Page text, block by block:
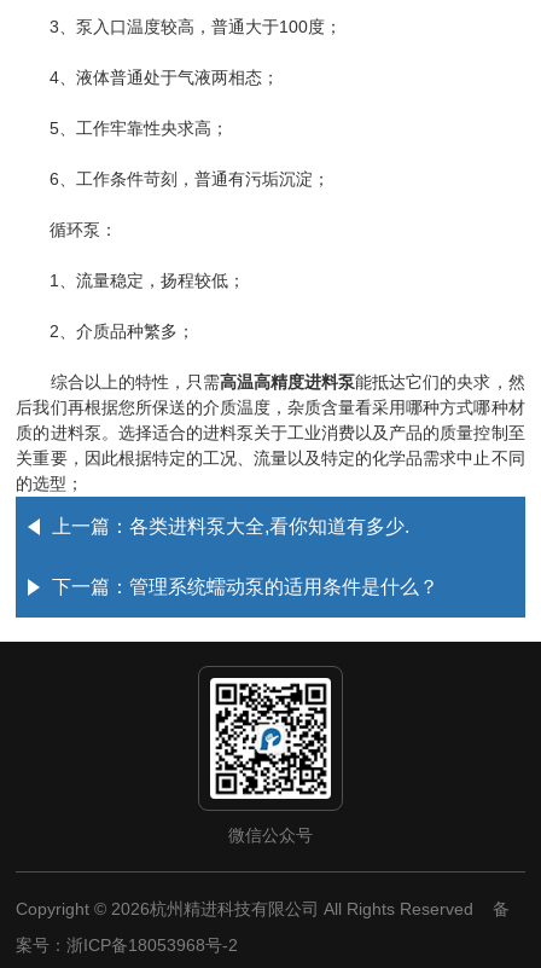
3、泵入口温度较高，普通大于100度；
4、液体普通处于气液两相态；
5、工作牢靠性央求高；
6、工作条件苛刻，普通有污垢沉淀；
循环泵：
1、流量稳定，扬程较低；
2、介质品种繁多；
综合以上的特性，只需高温高精度进料泵能抵达它们的央求，然
后我们再根据您所保送的介质温度，杂质含量看采用哪种方式哪种材
质的进料泵。选择适合的进料泵关于工业消费以及产品的质量控制至
关重要，因此根据特定的工况、流量以及特定的化学品需求中止不同
的选型；
上一篇：各类进料泵大全,看你知道有多少.
下一篇：管理系统蠕动泵的适用条件是什么？
微信公众号
Copyright © 2026杭州精进科技有限公司 All Rights Reserved 备
案号：浙ICP备18053968号-2